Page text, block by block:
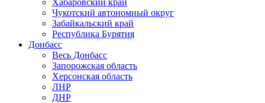
Хабаровский край
Чукотский автономный округ
Забайкальский край
Республика Бурятия
Донбасс
Весь Донбасс
Запорожская область
Херсонская область
ЛНР
ДНР